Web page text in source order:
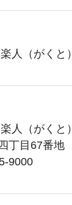
人（がくと）
人（がくと）
丁目67番地
9000